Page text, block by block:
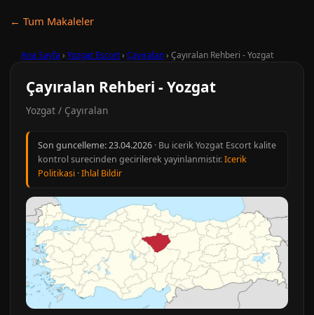
← Tum Makaleler
Ana Sayfa › Yozgat Escort› Çayıralan› Çayıralan Rehberi - Yozgat
Çayıralan Rehberi - Yozgat
Yozgat / Çayıralan
Son guncelleme:23.04.2026 · Bu icerik Yozgat Escort kalite
kontrol surecinden gecirilerek yayinlanmistir.Icerik
Politikasi ·Ihlal Bildir